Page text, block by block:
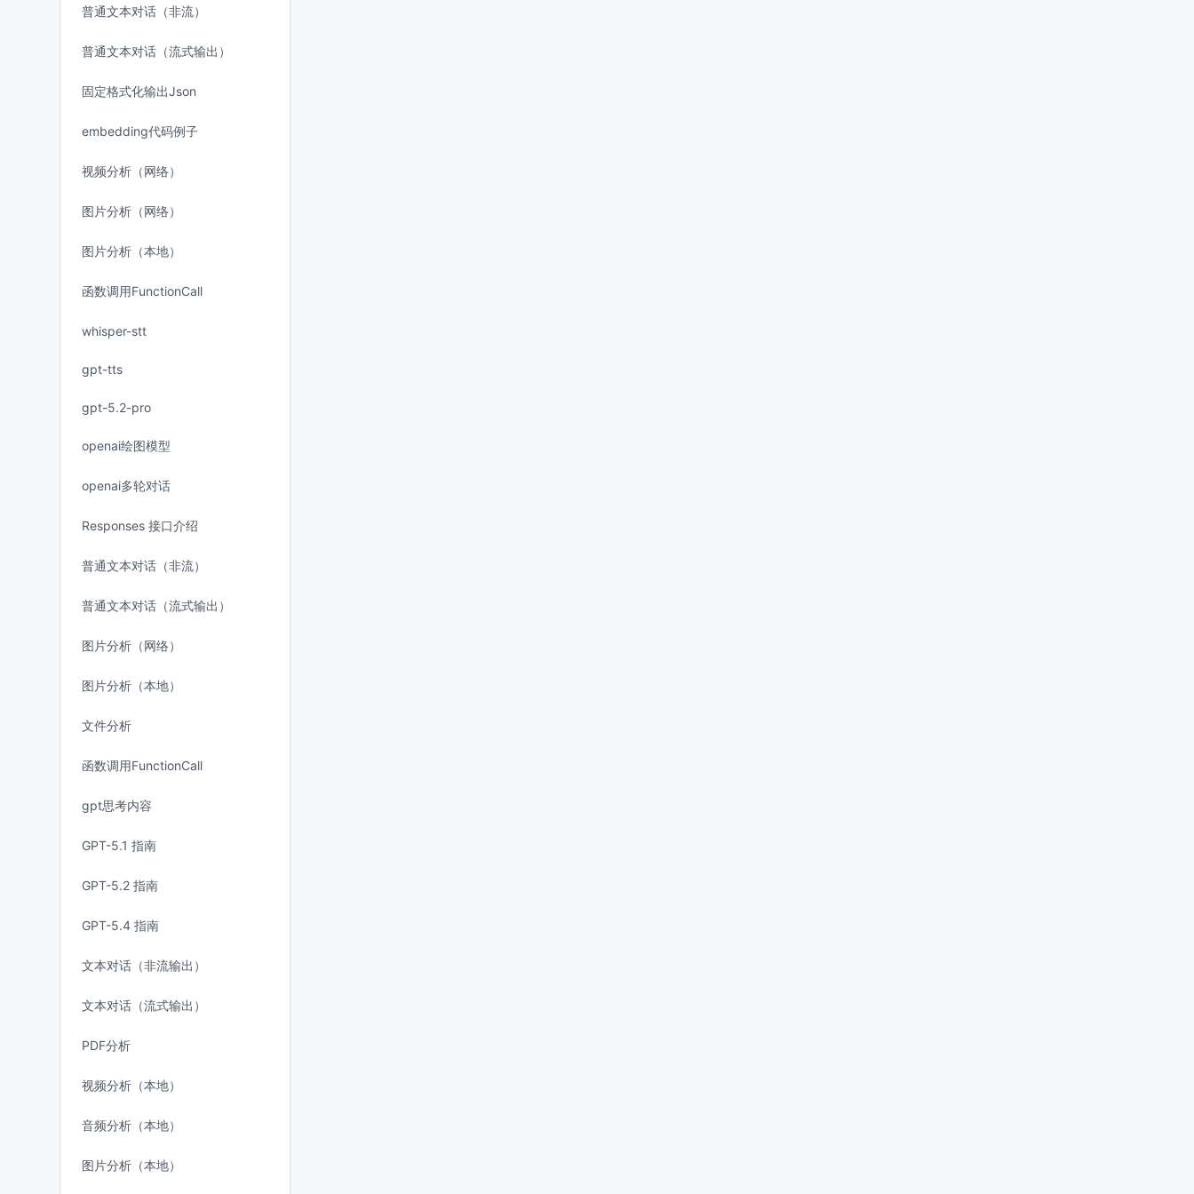
普通文本对话（非流）
普通文本对话（流式输出）
固定格式化输出Json
embedding代码例子
视频分析（网络）
图片分析（网络）
图片分析（本地）
函数调用FunctionCall
whisper-stt
gpt-tts
gpt-5.2-pro
openai绘图模型
openai多轮对话
Responses 接口介绍
普通文本对话（非流）
普通文本对话（流式输出）
图片分析（网络）
图片分析（本地）
文件分析
函数调用FunctionCall
gpt思考内容
GPT-5.1 指南
GPT-5.2 指南
GPT-5.4 指南
文本对话（非流输出）
文本对话（流式输出）
PDF分析
视频分析（本地）
音频分析（本地）
图片分析（本地）